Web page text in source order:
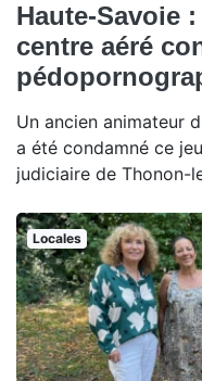
Haute-Savoie
centre aéré
Un ancien animateur
a été condamné ce
judiciaire de Thonon-
Locales